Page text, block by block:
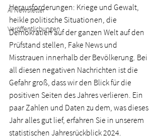
AI Newsletter
Veröffentlichungen
Herausforderungen: Kriege und Gewalt,
heikle politische Situationen, die
Demokratien auf der ganzen Welt auf den
Prüfstand stellen, Fake News und
Misstrauen innerhalb der Bevölkerung. Bei
all diesen negativen Nachrichten ist die
Gefahr groß, dass wir den Blick für die
positiven Seiten des Jahres verlieren. Ein
paar Zahlen und Daten zu dem, was dieses
Jahr alles gut lief, erfahren Sie in unserem
statistischen Jahresrückblick 2024.